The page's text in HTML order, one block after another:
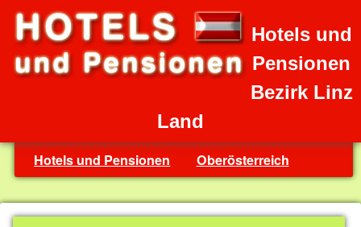
Hotels und
Pensionen
Bezirk Linz
Land
Hotels und Pensionen Oberösterreich